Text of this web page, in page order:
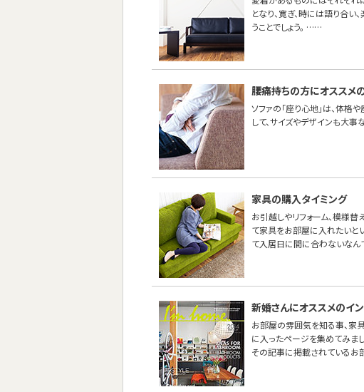
となり、寛ぎ、時には語り合い
うことでしょう。 ……
腰痛持ちの方にオススメ
ソファの「座り心地」は、体格
して、サイズやデザインも大事
家具の購入タイミング
お引越しやリフォーム、模様
て家具をお部屋に入れたいと
て入居日に間に合わないなん
新婚さんにオススメのイ
お部屋の雰囲気を知る事、家
に入ったページを集めてみまし
その記事に掲載されているお